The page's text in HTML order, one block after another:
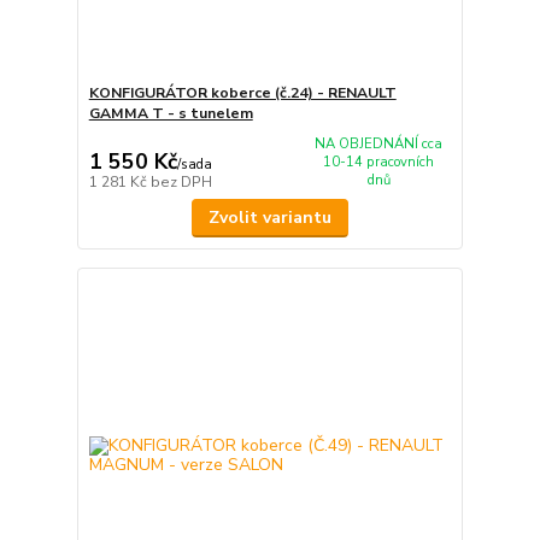
KONFIGURÁTOR koberce (č.24) - RENAULT
GAMMA T - s tunelem
1 550 Kč/sada
1 281 Kč bez DPH
NA OBJEDNÁNÍ cca
10-14 pracovních
dnů
Zvolit variantu